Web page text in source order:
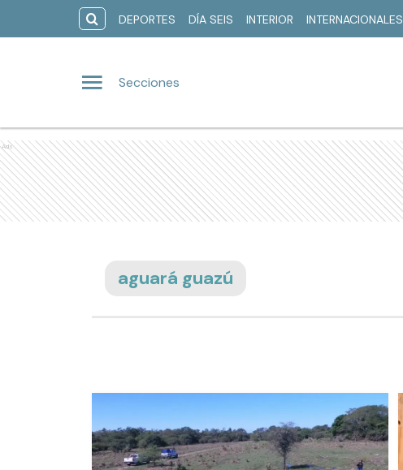
DEPORTES DÍA SEIS INTERIOR INTERNACIONALES
Secciones
Ads
aguará guazú